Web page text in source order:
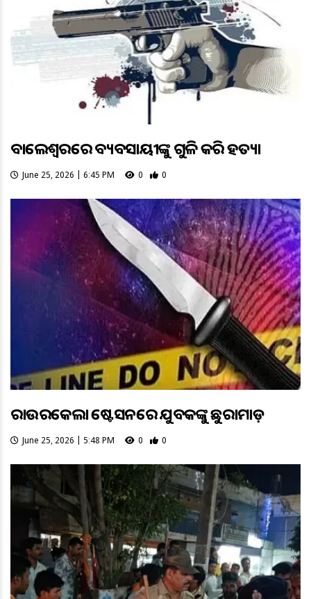
ବାଲେଶ୍ବରରେ ବ୍ୟବସାୟୀଙ୍କୁ ଗୁଳି କରି ହତ୍ୟା
June 25, 2026 | 6:45 PM 0 0
ରାଉରକେଲା ଷ୍ଟେସନରେ ଯୁବକଙ୍କୁ ଛୁରାମାଡ଼
June 25, 2026 | 5:48 PM 0 0